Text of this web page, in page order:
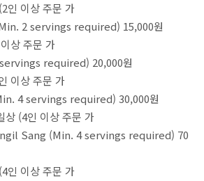
인 이상 주문 가
2 servings required) 15,000원
상 주문 가
required) 20,000원
이상 주문 가
4 servings required) 30,000원
상 (4인 이상 주문 가
Sang (Min. 4 servings required) 70
인 이상 주문 가